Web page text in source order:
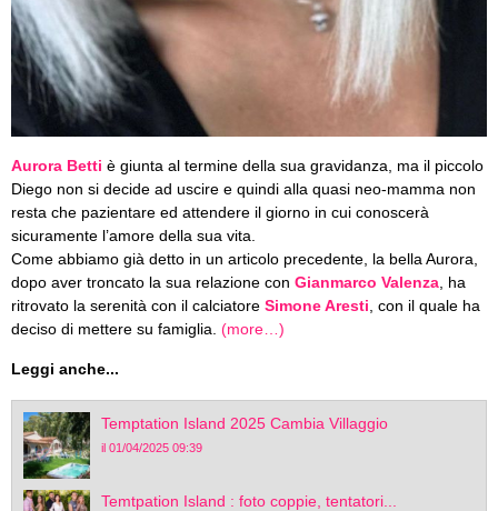
Aurora Betti è giunta al termine della sua gravidanza, ma il piccolo
Diego non si decide ad uscire e quindi alla quasi neo-mamma non
resta che pazientare ed attendere il giorno in cui conoscerà
sicuramente l’amore della sua vita.
Come abbiamo già detto in un articolo precedente, la bella Aurora,
dopo aver troncato la sua relazione con Gianmarco Valenza , ha
ritrovato la serenità con il calciatore Simone Aresti , con il quale ha
deciso di mettere su famiglia. (more…)
Leggi anche...
Temptation Island 2025 Cambia Villaggio
il 01/04/2025 09:39
Temtpation Island : foto coppie, tentatori...